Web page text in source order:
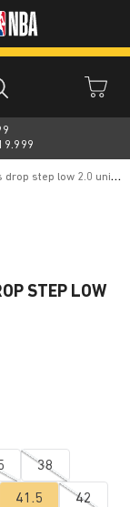
step low 2.0 unisex
STEP LOW
38
41.5 42